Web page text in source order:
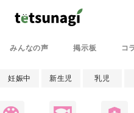
みんなの声 掲示板 コ
妊娠中 新生児 乳児